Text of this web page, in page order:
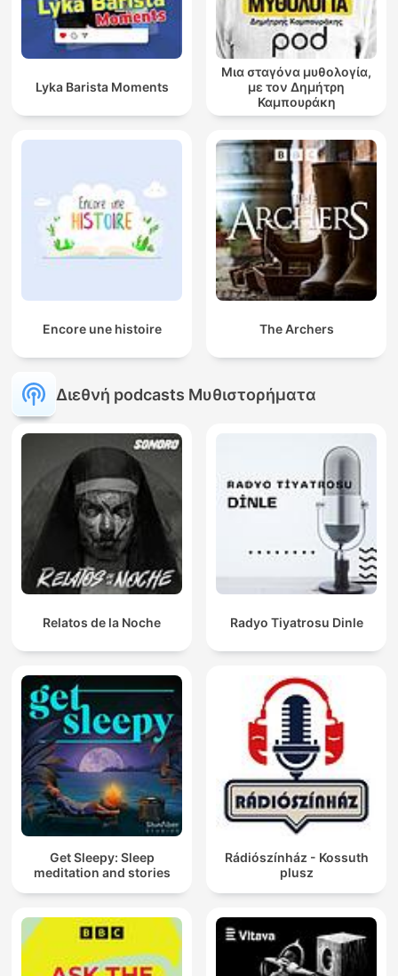
Lyka Barista Moments
Μια σταγόνα μυθολογία,
με τον Δημήτρη
Καμπουράκη
Encore une histoire The Archers
Διεθνή podcasts Μυθιστορήματα
Relatos de la Noche Radyo Tiyatrosu Dinle
Get Sleepy: Sleep
meditation and stories
Rádiószínház - Kossuth
plusz